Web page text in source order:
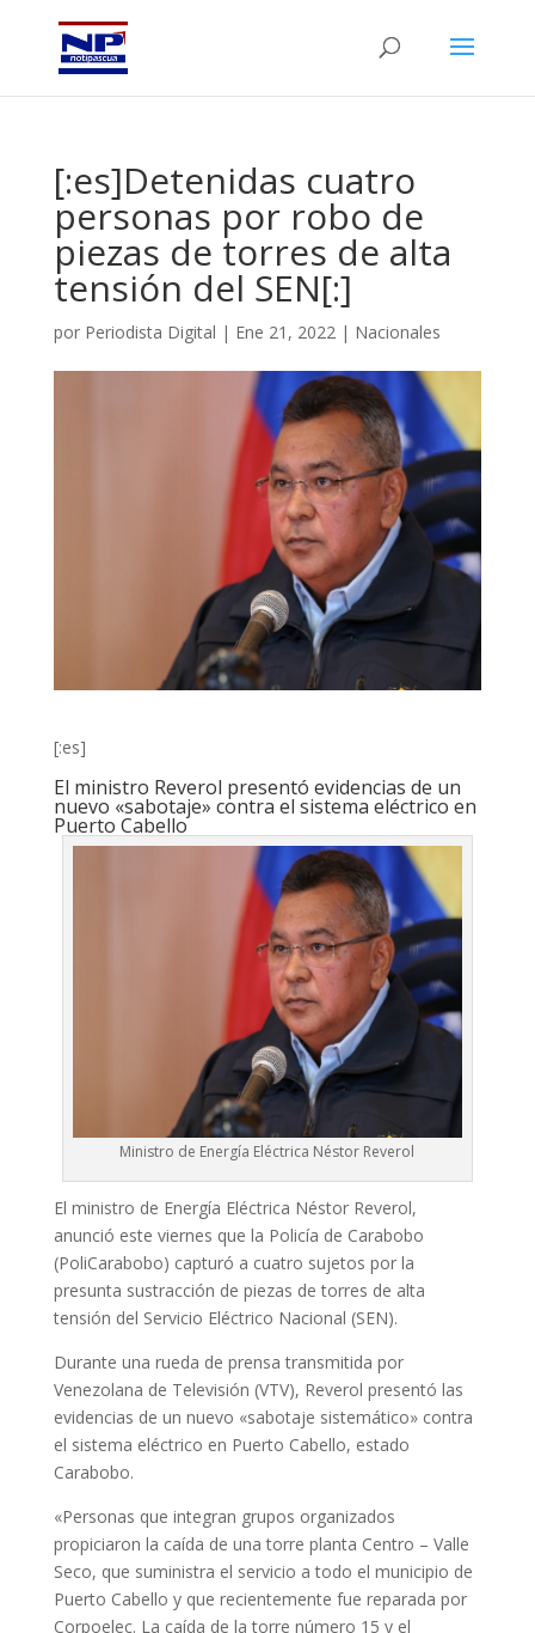
[:es]Detenidas cuatro
personas por robo de
piezas de torres de alta
tensión del SEN[:]
por Periodista Digital | Ene 21, 2022| Nacionales
[:es]
El ministro Reverol presentó evidencias de un
nuevo «sabotaje» contra el sistema eléctrico en
Puerto Cabello
Ministro de Energía Eléctrica Néstor Reverol
El ministro de Energía Eléctrica Néstor Reverol,
anunció este viernes que la Policía de Carabobo
(PoliCarabobo) capturó a cuatro sujetos por la
presunta sustracción de piezas de torres de alta
tensión del Servicio Eléctrico Nacional (SEN).
Durante una rueda de prensa transmitida por
Venezolana de Televisión (VTV), Reverol presentó las
evidencias de un nuevo «sabotaje sistemático» contra
el sistema eléctrico en Puerto Cabello, estado
Carabobo.
«Personas que integran grupos organizados
propiciaron la caída de una torre planta Centro – Valle
Seco, que suministra el servicio a todo el municipio de
Puerto Cabello y que recientemente fue reparada por
Corpoelec. La caída de la torre número 15 y el